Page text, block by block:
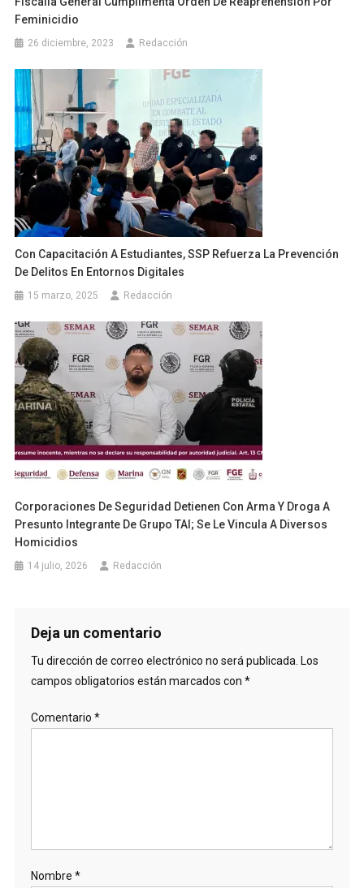
Feminicidio
26 diciembre, 2023 Redacción
Con Capacitación A Estudiantes, SSP Refuerza La Prevención
De Delitos En Entornos Digitales
15 marzo, 2025 Redacción
Corporaciones De Seguridad Detienen Con Arma Y Droga A
Presunto Integrante De Grupo TAI; Se Le Vincula A Diversos
Homicidios
14 julio, 2026 Redacción
Deja un comentario
Tu dirección de correo electrónico no será publicada. Los
campos obligatorios están marcados con *
Comentario *
Nombre *